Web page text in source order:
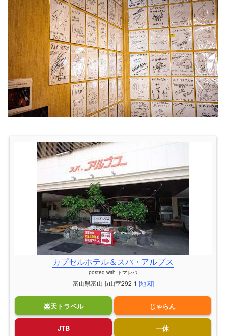
カプセルホテル＆スパ・アルプス
posted with トマレバ
富山県富山市山室292-1 [地図]
楽天トラベル じゃらん
JTB 一休